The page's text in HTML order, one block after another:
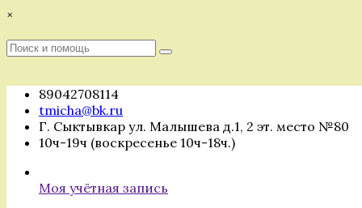
Перейти
содержимому
×
Поиск
Поиск
89042708114
tmicha@bk.ru
Г. Сыктывкар ул. Малышева д.1, 2 эт. место №80
10ч-19ч (воскресенье 10ч-18ч.)
Моя учётная запись